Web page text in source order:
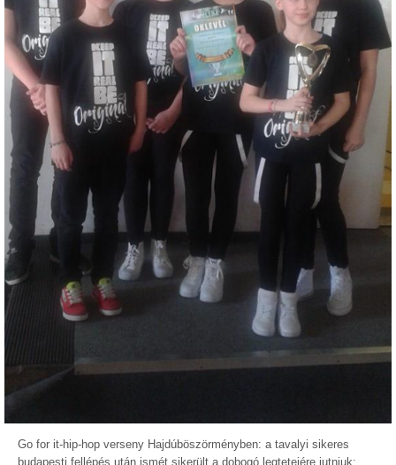
Go for it-hip-hop verseny Hajdúböszörményben: a tavalyi sikeres
budapesti fellépés után ismét sikerült a dobogó legtetejére jutniuk: